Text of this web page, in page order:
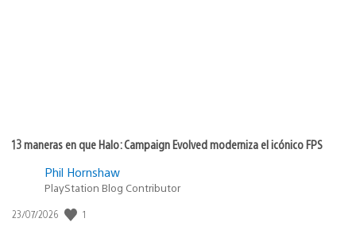
13 maneras en que Halo: Campaign Evolved moderniza el icónico FPS
Phil Hornshaw
PlayStation Blog Contributor
Fecha
23/07/2026 1